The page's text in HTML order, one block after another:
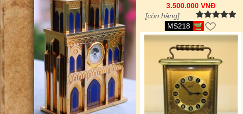
3.500.000 VNĐ
[còn hàng]
MS218